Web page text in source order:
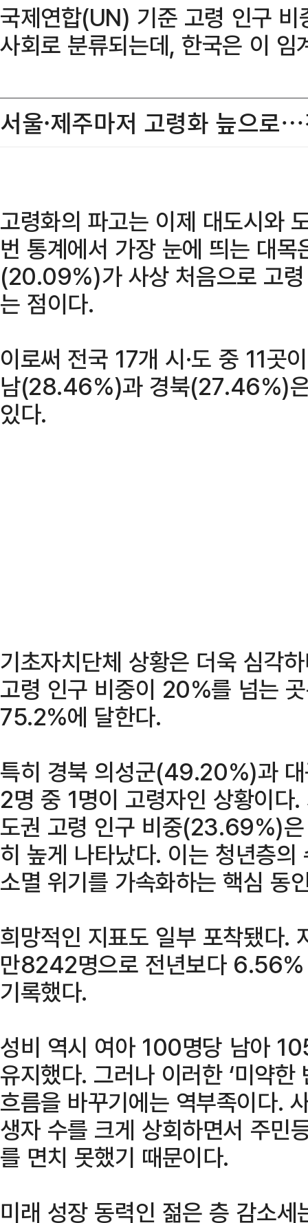
국제연합(UN) 기준 고령 인구
사회로 분류되는데, 한국은 이
서울·제주마저 고령화 늪으로
고령화의 파고는 이제 대도시와
번 통계에서 가장 눈에 띄는 대
(20.09%)가 사상 처음으로 고
는 점이다.
이로써 전국 17개 시·도 중 11곳
남(28.46%)과 경북(27.46%)
있다.
기초자치단체 상황은 더욱 심각
고령 인구 비중이 20%를 넘는
75.2%에 달한다.
특히 경북 의성군(49.20%)과
2명 중 1명이 고령자인 상황이다
도권 고령 인구 비중(23.69%)
히 높게 나타났다. 이는 청년층
소멸 위기를 가속화하는 핵심 동
희망적인 지표도 일부 포착됐다.
만8242명으로 전년보다 6.56%
기록했다.
성비 역시 여아 100명당 남아
유지했다. 그러나 이러한 ‘미약한
흐름을 바꾸기에는 역부족이다.
생자 수를 크게 상회하면서 주민
를 면치 못했기 때문이다.
미래 성장 동력인 젊은 층 감소